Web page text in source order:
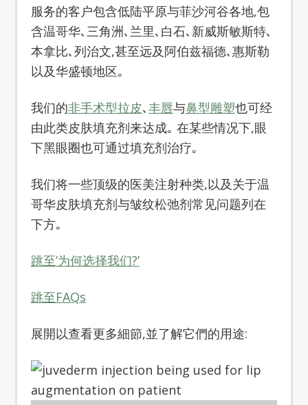
服务的客户包含低陆平原与菲沙河谷各地,包
含温哥华､三角洲､兰里､白石､新威斯敏斯特､
本拿比､列治文,甚至远及阿伯兹福德､惠斯勒
以及华盛顿地区｡
我们的非手术型拉皮､ 丰唇与鼻型雕塑也可经
由此类皮肤填充剂来达成｡ 在某些情况下,眼
下黑眼圈也可通过填充剂治疗｡
我们将一些顶级的医美注射种类,以及关于温
哥华皮肤填充剂与皱纹松弛剂常见问题列在
下方｡
跳至’为何选择我们?’
跳至FAQs
展開以查看更多細節,並了解它們的用途: